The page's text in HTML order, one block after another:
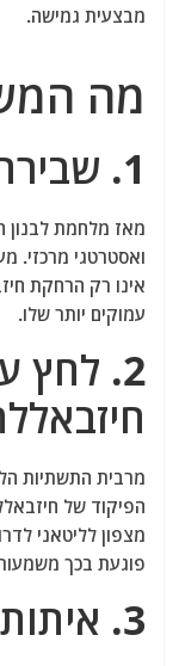
מבצעית גמישה.
מה
1. שבירת "קו הליטאני"
מאז מלחמת לבנון
ואסטרטגי מרכזי.
אינו רק הרחקת
עמוקים יותר שלו.
2. לחץ
מרבית התשתיות
הפיקוד של
מצפון לליטאני
פוגעת בכך
3. איתות ללבנון ולארה"ב